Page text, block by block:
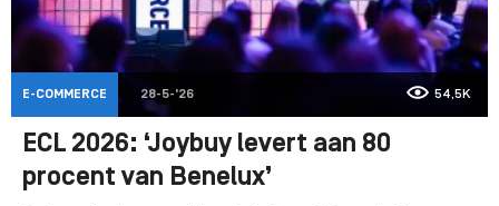
E-COMMERCE 28-5-'26 54,5K
ECL 2026: ‘Joybuy levert aan 80
procent van Benelux’